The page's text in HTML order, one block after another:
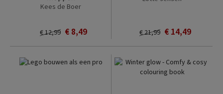
Kees de Boer
€ 8,49
€ 12,99 € 14,49
€ 21,99